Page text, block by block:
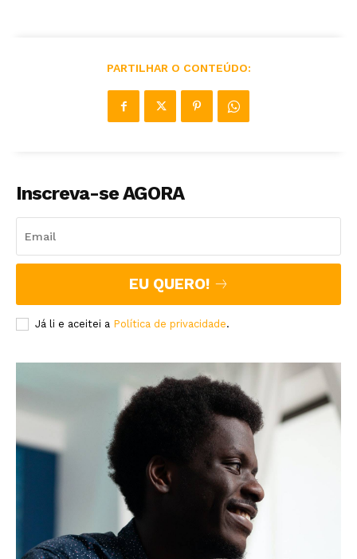
PARTILHAR O CONTEÚDO:
Inscreva-se AGORA
EU QUERO!
Já li e aceitei a Política de privacidade.